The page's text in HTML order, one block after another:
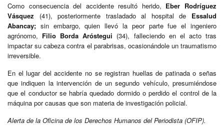
Como consecuencia del accidente resultó herido, Eber Rodríguez
Vásquez (41), posteriormente trasladado al hospital de Essalud
Abancay; sin embargo, quien llevó la peor parte fue el ingeniero
agrónomo, Filio Borda Aróstegui (34), falleciendo en el acto tras
impactar su cabeza contra el parabrisas, ocasionándole un traumatismo
irreversible.
En el lugar del accidente no se registran huellas de patinada o señas
que indiquen la intervención de un segundo vehículo, presumiéndose
que el conductor se habría quedado dormido o perdido el control de la
máquina por causas que son materia de investigación policial.
Alerta de la Oficina de los Derechos Humanos del Periodista (OFIP).